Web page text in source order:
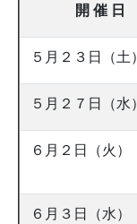
開 催 日
５月２３日（土）
５月２７日（水）
６月２日（火）
６月３日（水）